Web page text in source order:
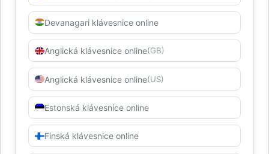
Devanagari klávesnice online
Anglická klávesnice online(GB)
Anglická klávesnice online(US)
Estonská klávesnice online
Finská klávesnice online